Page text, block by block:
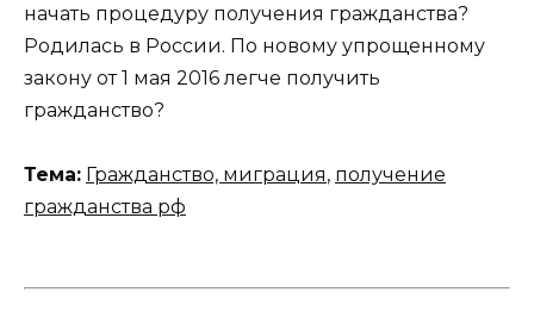
начать процедуру получения гражданства?
Родилась в России. По новому упрощенному
закону от 1 мая 2016 легче получить
гражданство?
Тема: Гражданство, миграция, получение
гражданства рф